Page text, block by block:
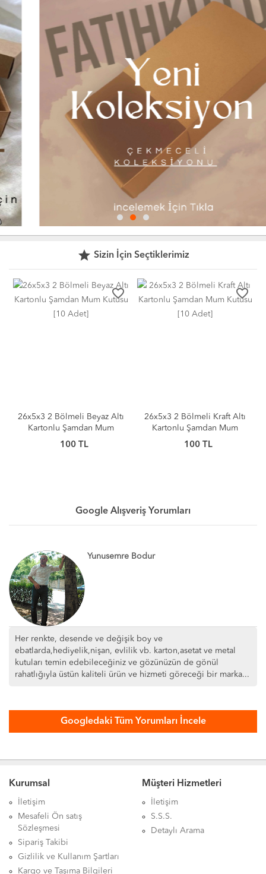
grade Sizin İçin Seçtiklerimiz
favorite_border
26x5x3 2 Bölmeli Beyaz Altı
Kartonlu Şamdan Mum
Kutusu [10 Adet]
100 TL
favorite_border
26x5x3 2 Bölmeli Kraft Altı
Kartonlu Şamdan Mum
Kutusu [10 Adet]
100 TL
Google Alışveriş Yorumları
Yunusemre Bodur
Her renkte, desende ve değişik boy ve
ebatlarda,hediyelik,nişan, evlilik vb. karton,asetat ve metal
kutuları temin edebileceğiniz ve gözünüzün de gönül
rahatlığıyla üstün kaliteli ürün ve hizmeti göreceği bir marka...
Kurumsal
İletişim
Mesafeli Ön satış
Sözleşmesi
Sipariş Takibi
Gizlilik ve Kullanım Şartları
Kargo ve Taşıma Bilgileri
Müşteri Hizmetleri
İletişim
S.S.S.
Detaylı Arama